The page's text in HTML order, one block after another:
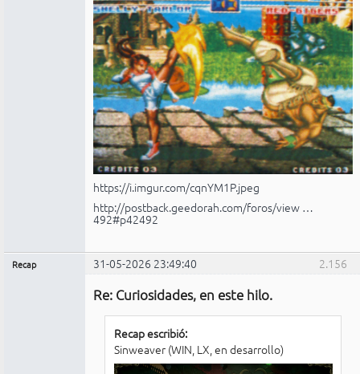
https://i.imgur.com/cqnYM1P.jpeg
http://postback.geedorah.com/foros/view …
492#p42492
2.156
Recap 31-05-2026 23:49:40
Re: Curiosidades, en este hilo.
Recap escribió:
Sinweaver (WIN, LX, en desarrollo)